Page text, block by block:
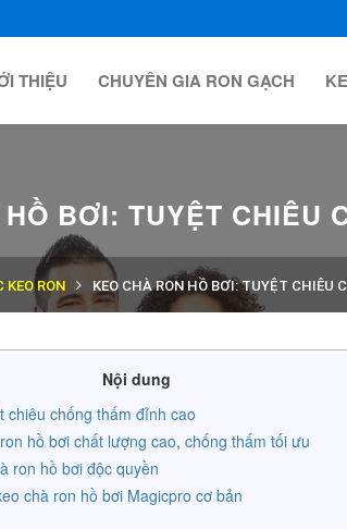
THIỆU CHUYÊN GIA RON GẠCH
BƠI: TUYỆT CHIÊU
KEO RON KEO CHÀ RON HỒ BƠI: TUYỆT CHIÊU
Nội dung
chiêu chống thấm đỉnh cao
hồ bơi chất lượng cao, chống thấm tối ưu
ron hồ bơi độc quyền
chà ron hồ bơi Magicpro cơ bản